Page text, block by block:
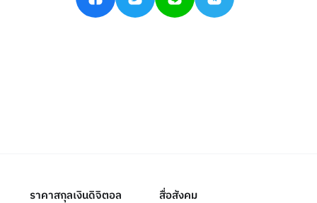
ราคาสกุลเงินดิจิตอล สื่อสังคม